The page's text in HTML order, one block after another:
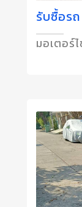
รับซื้อร
มอเตอร์